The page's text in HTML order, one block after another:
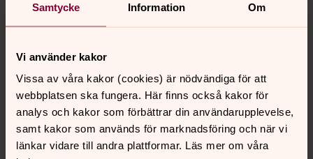
Samtycke Information Om
Vi använder kakor
Vissa av våra kakor (cookies) är nödvändiga för att
webbplatsen ska fungera. Här finns också kakor för
analys och kakor som förbättrar din användarupplevelse,
samt kakor som används för marknadsföring och när vi
länkar vidare till andra plattformar. Läs mer om våra
Då det är upp till gravrättsinnehavaren att åtgärda
stenen kommer här några tips på firmor som kan
Tryggsten.se
Andreas: 0702-86 35 59